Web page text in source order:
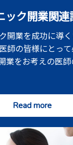
ック開業関連
開業を成功に導
師の皆様にとっ
業をお考えの医
Read more